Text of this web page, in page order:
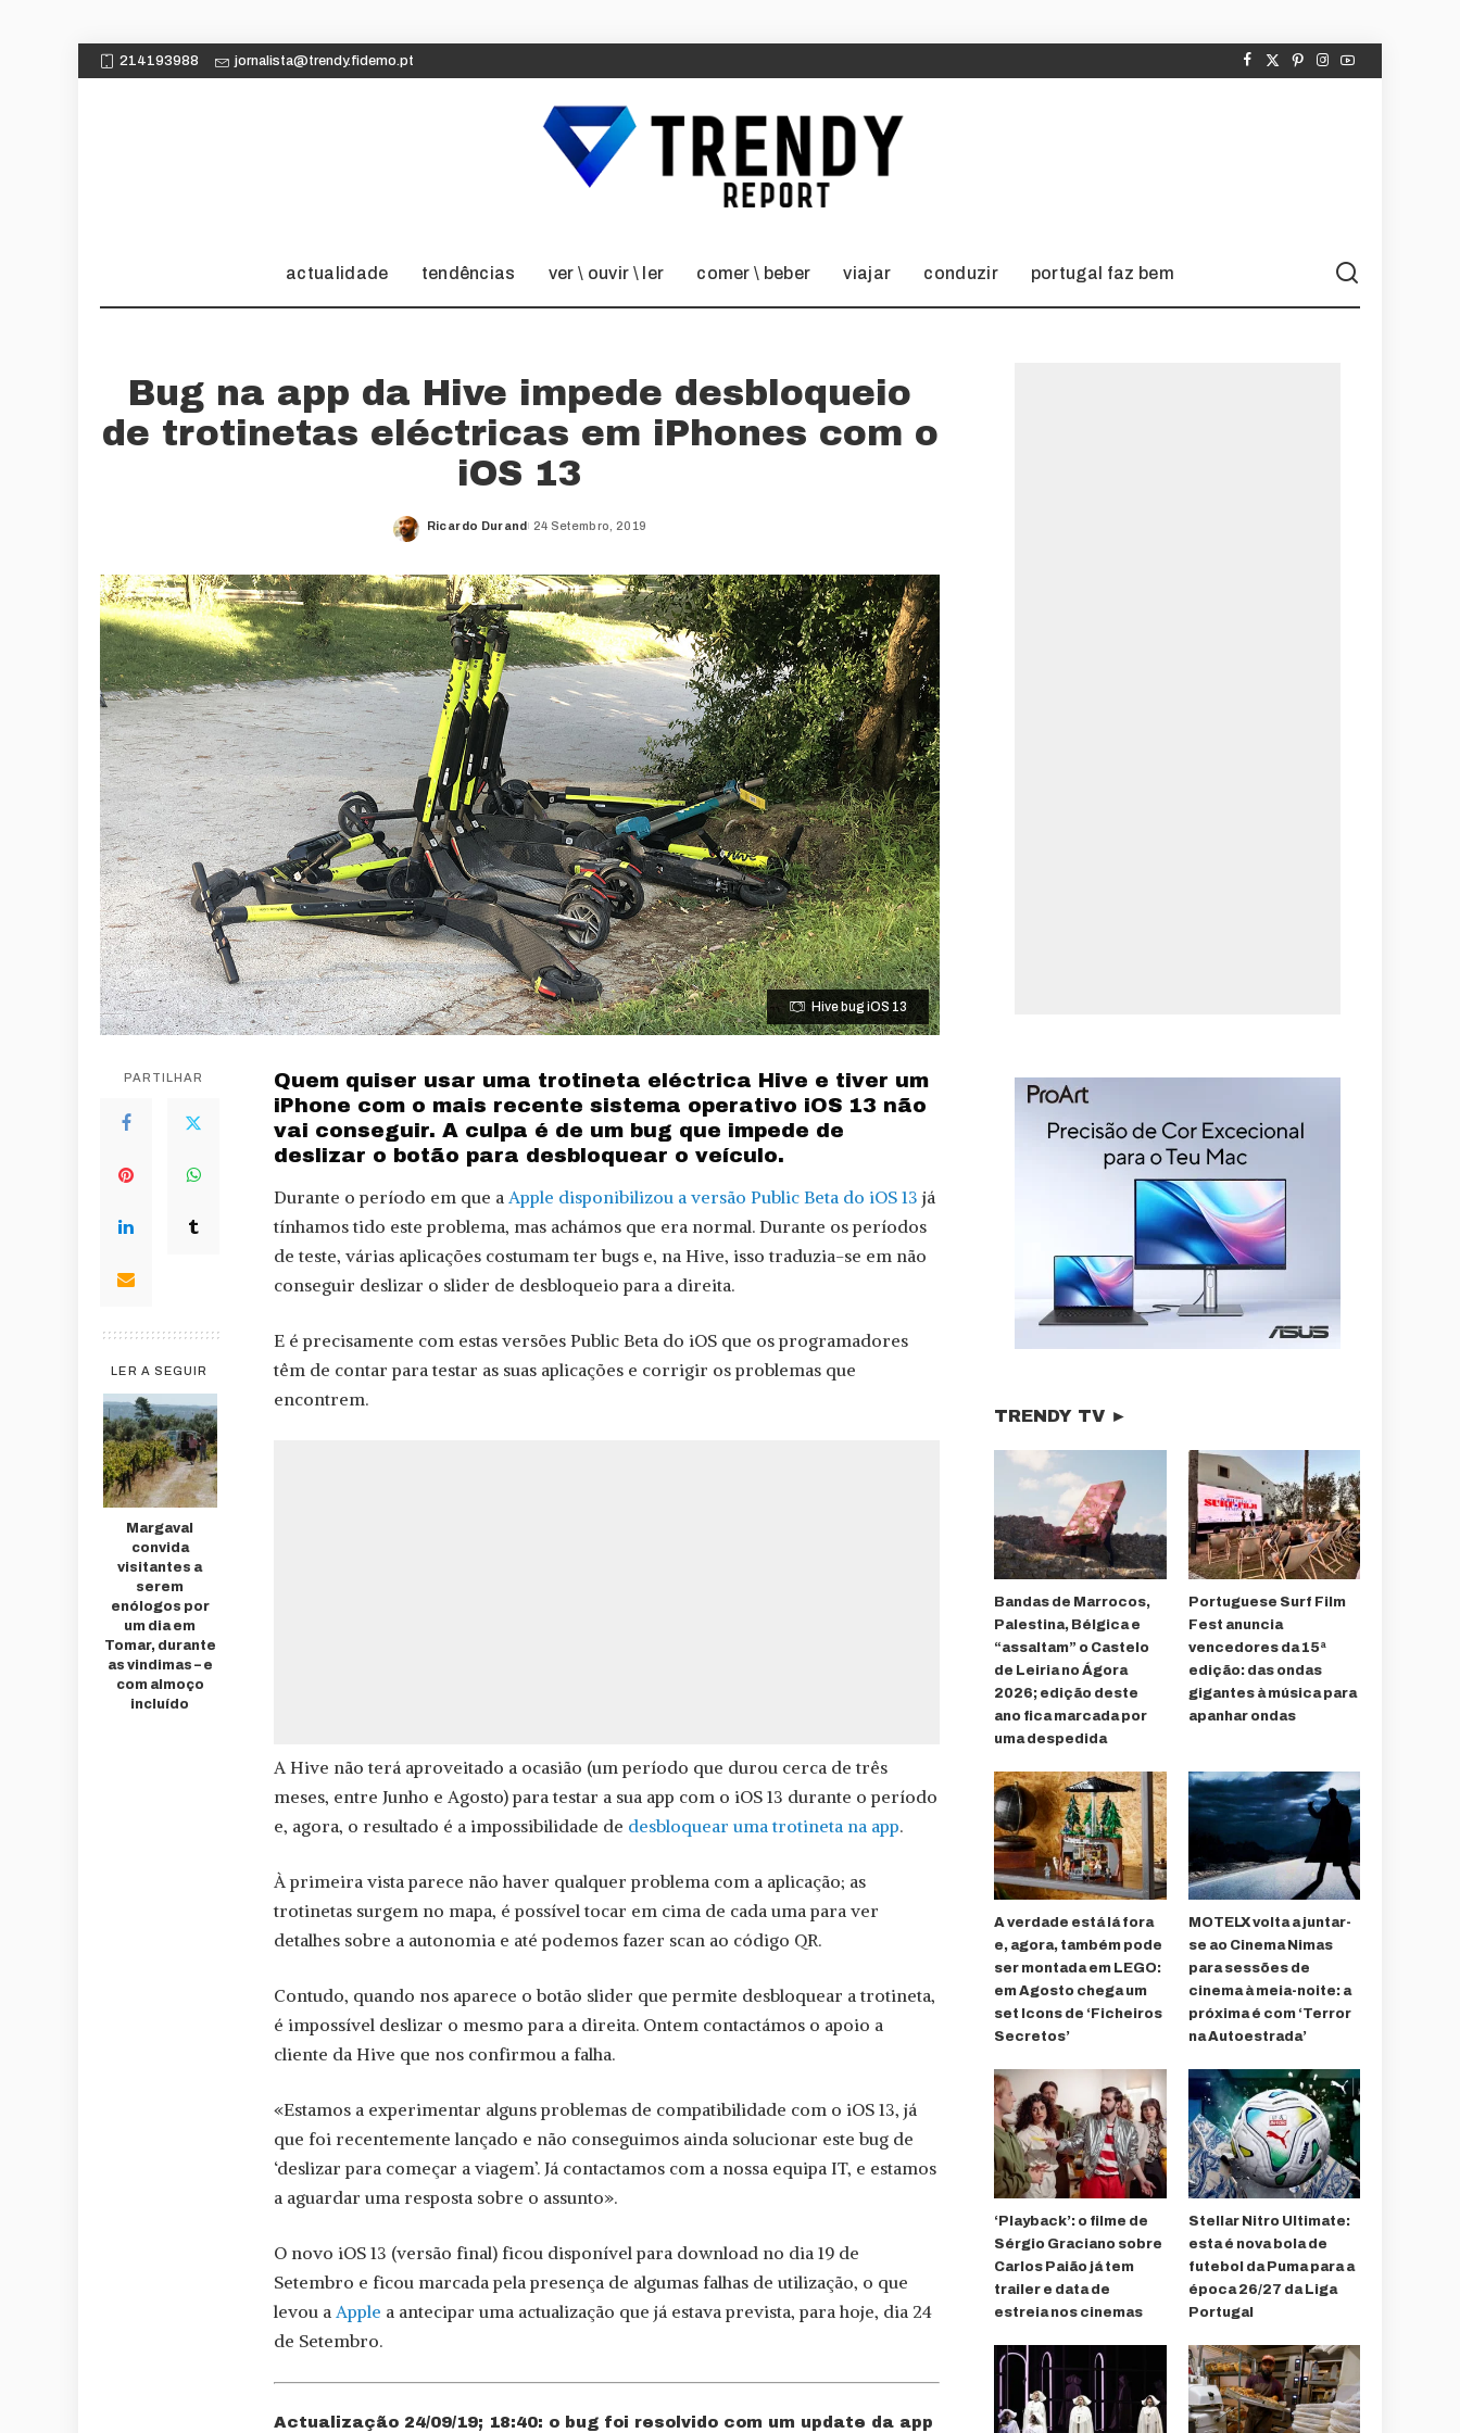
214193988 jornalista@trendy.fidemo.pt
actualidade tendências ver \ ouvir \ ler comer \ beber viajar conduzir portugal faz bem
Bug na app da Hive impede desbloqueio
de trotinetas eléctricas em iPhones com o
iOS 13
Posted
Ricardo Durand 24 Setembro, 2019
Hive bug iOS 13
PARTILHAR
LER A SEGUIR
Margaval
convida
visitantes a
serem
enólogos por
um dia em
Tomar, durante
as vindimas – e
com almoço
incluído
Quem quiser usar uma trotineta eléctrica Hive e tiver um
iPhone com o mais recente sistema operativo iOS 13 não
vai conseguir. A culpa é de um bug que impede de
deslizar o botão para desbloquear o veículo.
Durante o período em que a Apple disponibilizou a versão Public Beta do iOS 13 já
tínhamos tido este problema, mas achámos que era normal. Durante os períodos
de teste, várias aplicações costumam ter bugs e, na Hive, isso traduzia-se em não
conseguir deslizar o slider de desbloqueio para a direita.
E é precisamente com estas versões Public Beta do iOS que os programadores
têm de contar para testar as suas aplicações e corrigir os problemas que
encontrem.
A Hive não terá aproveitado a ocasião (um período que durou cerca de três
meses, entre Junho e Agosto) para testar a sua app com o iOS 13 durante o período
e, agora, o resultado é a impossibilidade de desbloquear uma trotineta na app.
À primeira vista parece não haver qualquer problema com a aplicação; as
trotinetas surgem no mapa, é possível tocar em cima de cada uma para ver
detalhes sobre a autonomia e até podemos fazer scan ao código QR.
Contudo, quando nos aparece o botão slider que permite desbloquear a trotineta,
é impossível deslizar o mesmo para a direita. Ontem contactámos o apoio a
cliente da Hive que nos confirmou a falha.
«Estamos a experimentar alguns problemas de compatibilidade com o iOS 13, já
que foi recentemente lançado e não conseguimos ainda solucionar este bug de
‘deslizar para começar a viagem’. Já contactamos com a nossa equipa IT, e estamos
a aguardar uma resposta sobre o assunto».
O novo iOS 13 (versão final) ficou disponível para download no dia 19 de
Setembro e ficou marcada pela presença de algumas falhas de utilização, o que
levou a Apple a antecipar uma actualização que já estava prevista, para hoje, dia 24
de Setembro.
Actualização 24/09/19; 18:40: o bug foi resolvido com um update da app
TRENDY TV ►
Bandas de Marrocos,
Palestina, Bélgica e
“assaltam” o Castelo
de Leiria no Ágora
2026; edição deste
ano fica marcada por
uma despedida
Portuguese Surf Film
Fest anuncia
vencedores da 15ª
edição: das ondas
gigantes à música para
apanhar ondas
A verdade está lá fora
e, agora, também pode
ser montada em LEGO:
em Agosto chega um
set Icons de ‘Ficheiros
Secretos’
MOTELX volta a juntar-
se ao Cinema Nimas
para sessões de
cinema à meia-noite: a
próxima é com ‘Terror
na Autoestrada’
‘Playback’: o filme de
Sérgio Graciano sobre
Carlos Paião já tem
trailer e data de
estreia nos cinemas
Stellar Nitro Ultimate:
esta é nova bola de
futebol da Puma para a
época 26/27 da Liga
Portugal